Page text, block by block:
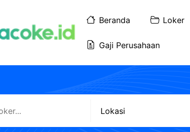
Beranda Loker
Gaji Perusahaan